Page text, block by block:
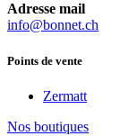
Adresse mail
info@bonnet.ch
Points de vente
Zermatt
Nos boutiques